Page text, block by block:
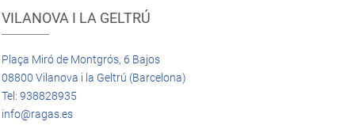
VILANOVA I LA GELTRÚ
Plaça Miró de Montgrós, 6 Bajos
08800 Vilanova i la Geltrú (Barcelona)
Tel: 938828935
info@ragas.es